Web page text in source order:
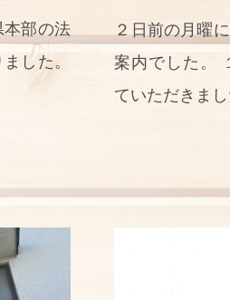
部の法
した。
２日前の月曜
案内でした。
ていただきま